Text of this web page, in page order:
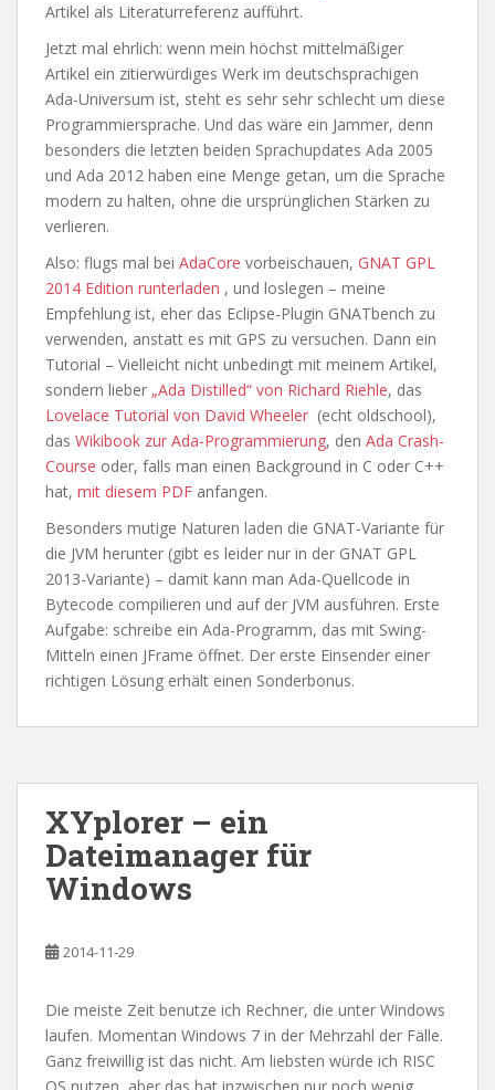
Artikel als Literaturreferenz aufführt.
Jetzt mal ehrlich: wenn mein höchst mittelmäßiger
Artikel ein zitierwürdiges Werk im deutschsprachigen
Ada-Universum ist, steht es sehr sehr schlecht um diese
Programmiersprache. Und das wäre ein Jammer, denn
besonders die letzten beiden Sprachupdates Ada 2005
und Ada 2012 haben eine Menge getan, um die Sprache
modern zu halten, ohne die ursprünglichen Stärken zu
verlieren.
Also: flugs mal bei AdaCore vorbeischauen, GNAT GPL
2014 Edition runterladen , und loslegen – meine
Empfehlung ist, eher das Eclipse-Plugin GNATbench zu
verwenden, anstatt es mit GPS zu versuchen. Dann ein
Tutorial – Vielleicht nicht unbedingt mit meinem Artikel,
sondern lieber „Ada Distilled“ von Richard Riehle, das
Lovelace Tutorial von David Wheeler (echt oldschool),
das Wikibook zur Ada-Programmierung, den Ada Crash-
Course oder, falls man einen Background in C oder C++
hat, mit diesem PDF anfangen.
Besonders mutige Naturen laden die GNAT-Variante für
die JVM herunter (gibt es leider nur in der GNAT GPL
2013-Variante) – damit kann man Ada-Quellcode in
Bytecode compilieren und auf der JVM ausführen. Erste
Aufgabe: schreibe ein Ada-Programm, das mit Swing-
Mitteln einen JFrame öffnet. Der erste Einsender einer
richtigen Lösung erhält einen Sonderbonus.
XYplorer – ein
Dateimanager für
Windows
2014-11-29
Die meiste Zeit benutze ich Rechner, die unter Windows
laufen. Momentan Windows 7 in der Mehrzahl der Fälle.
Ganz freiwillig ist das nicht. Am liebsten würde ich RISC